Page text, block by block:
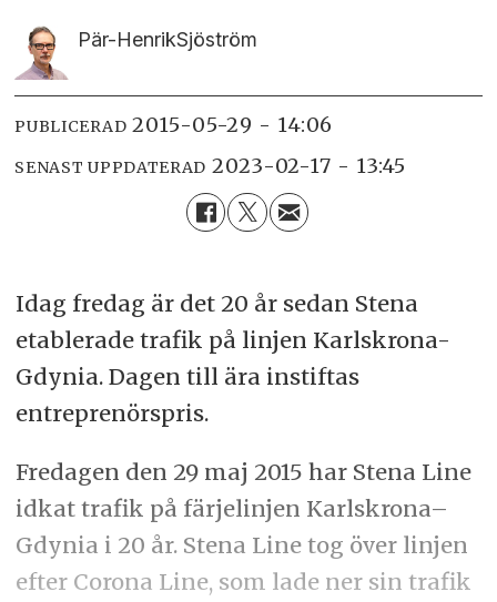
Pär-HenrikSjöström
PUBLICERAD 2015-05-29 - 14:06
SENAST UPPDATERAD 2023-02-17 - 13:45
Idag fredag är det 20 år sedan Stena
etablerade trafik på linjen Karlskrona-
Gdynia. Dagen till ära instiftas
entreprenörspris.
Fredagen den 29 maj 2015 har Stena Line
idkat trafik på färjelinjen Karlskrona–
Gdynia i 20 år. Stena Line tog över linjen
efter Corona Line, som lade ner sin trafik